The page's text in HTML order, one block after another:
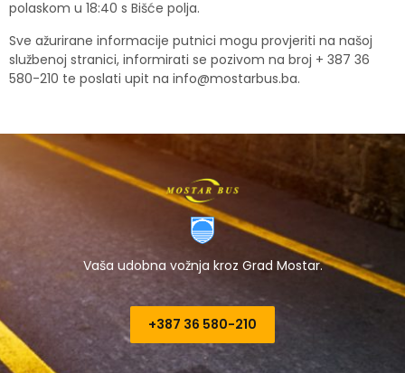
polaskom u 18:40 s Bišće polja.
Sve ažurirane informacije putnici mogu provjeriti na našoj
službenoj stranici, informirati se pozivom na broj + 387 36
580-210 te poslati upit na info@mostarbus.ba.
Vaša udobna vožnja kroz Grad Mostar.
+387 36 580-210​